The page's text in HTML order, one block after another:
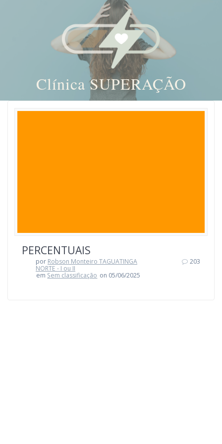
Clínica SUPERAÇÃO
PERCENTUAIS
por Robson Monteiro TAGUATINGA
NORTE - I ou II
em Sem classificação on 05/06/2025
203